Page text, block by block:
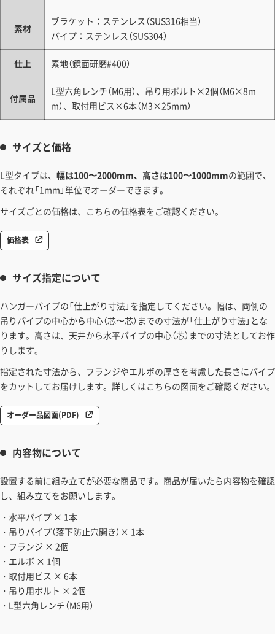
素材
ブラケット：ステンレス（SUS316相当）
パイプ：ステンレス（SUS304）
仕上 素地（鏡面研磨#400）
付属品
L型六角レンチ（M6用）、吊り用ボルト×2個（M6×8m
m）、取付用ビス×6本（M3×25mm）
サイズと価格
L型タイプは、 幅は100〜2000mm、高さは100〜1000mmの範囲で、
それぞれ「1mm」単位でオーダーできます。
サイズごとの価格は、こちらの価格表をご確認ください。
価格表
サイズ指定について
ハンガーパイプの「仕上がり寸法」を指定してください。幅は、両側の
吊りパイプの中心から中心（芯〜芯）までの寸法が「仕上がり寸法」とな
ります。高さは、天井から水平パイプの中心（芯）までの寸法としてお作
りします。
指定された寸法から、フランジやエルボの厚さを考慮した長さにパイプ
をカットしてお届けします。詳しくはこちらの図面をご確認ください。
オーダー品図面(PDF)
内容物について
設置する前に組み立てが必要な商品です。商品が届いたら内容物を確認
し、組み立てをお願いします。
・水平パイプ × 1本
・吊りパイプ（落下防止穴開き）× 1本
・フランジ × 2個
・エルボ × 1個
・取付用ビス × 6本
・吊り用ボルト × 2個
・L型六角レンチ（M6用）